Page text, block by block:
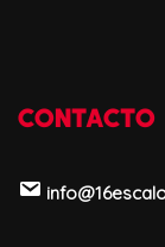
CONTACTO